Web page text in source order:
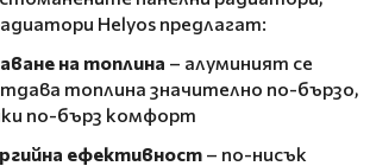
Helyos предлагат:
на топлина – алуминият се
топлина значително по-бързо,
по-бърз комфорт
ефективност – по-нисък